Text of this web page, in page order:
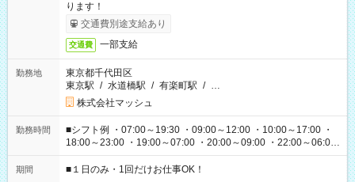
ります！
交通費別途支給あり
交通費 一部支給
勤務地
東京都千代田区
東京駅 / 水道橋駅 / 有楽町駅 / …
株式会社マッシュ
勤務時間
■シフト例 ・07:00～19:30 ・09:00～12:00 ・10:00～17:00 ・
18:00～23:00 ・19:00～07:00 ・20:00～09:00 ・22:00～06:00
etc ★最短で3時間で5,120円のお仕事から 15時間で2万円近く稼
げるお仕事も！ ご希望のお時間に合わせてご紹介！ ※シフトは
期間 ■１日のみ・1回だけお仕事OK！